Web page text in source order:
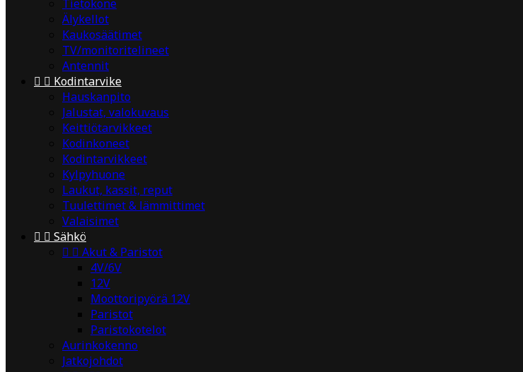
Tietokone
Älykellot
Kaukosäätimet
TV/monitoritelineet
Antennit
  Kodintarvike
Hauskanpito
Jalustat, valokuvaus
Keittiötarvikkeet
Kodinkoneet
Kodintarvikkeet
Kylpyhuone
Laukut, kassit, reput
Tuulettimet & lämmittimet
Valaisimet
  Sähkö
  Akut & Paristot
4V/6V
12V
Moottoripyörä 12V
Paristot
Paristokotelot
Aurinkokenno
Jatkojohdot